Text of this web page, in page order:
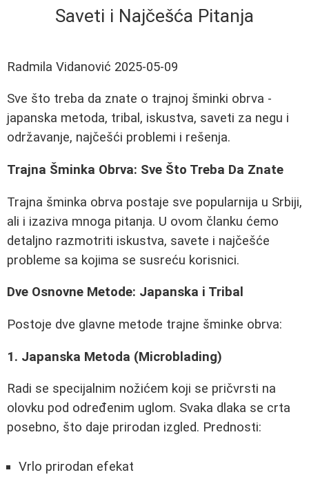
Saveti i Najčešća Pitanja
Radmila Vidanović 2025-05-09
Sve što treba da znate o trajnoj šminki obrva -
japanska metoda, tribal, iskustva, saveti za negu i
održavanje, najčešći problemi i rešenja.
Trajna Šminka Obrva: Sve Što Treba Da Znate
Trajna šminka obrva postaje sve popularnija u Srbiji,
ali i izaziva mnoga pitanja. U ovom članku ćemo
detaljno razmotriti iskustva, savete i najčešće
probleme sa kojima se susreću korisnici.
Dve Osnovne Metode: Japanska i Tribal
Postoje dve glavne metode trajne šminke obrva:
1. Japanska Metoda (Microblading)
Radi se specijalnim nožićem koji se pričvrsti na
olovku pod određenim uglom. Svaka dlaka se crta
posebno, što daje prirodan izgled. Prednosti:
Vrlo prirodan efekat